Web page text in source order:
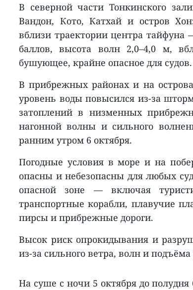
В северной части Тонкинского
Вандон, Кото, Катхай и остров
вблизи траектории центра тайфуна
баллов, высота волн 2,0–4,0 м,
бушующее, крайне опасное для судов.
В прибрежных районах и на
уровень воды повысился из-за
затоплений в низменных
нагонной волны и сильного
ранним утром 6 октября.
Погодные условия в море и на
опасны и небезопасны для любых
опасной зоне — включая
транспортные корабли, плавучие
пирсы и прибрежные дороги.
Высок риск опрокидывания и
из-за сильного ветра, волн и
На суше с ночи 5 октября до